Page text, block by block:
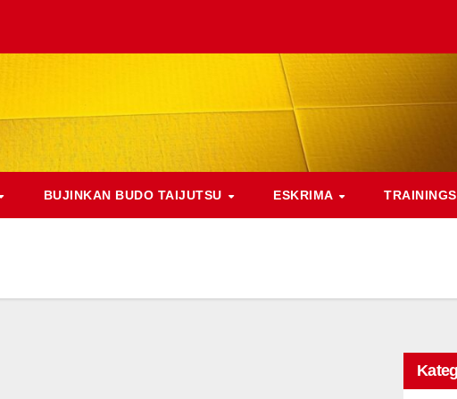
BUJINKAN BUDO TAIJUTSU ESKRIMA